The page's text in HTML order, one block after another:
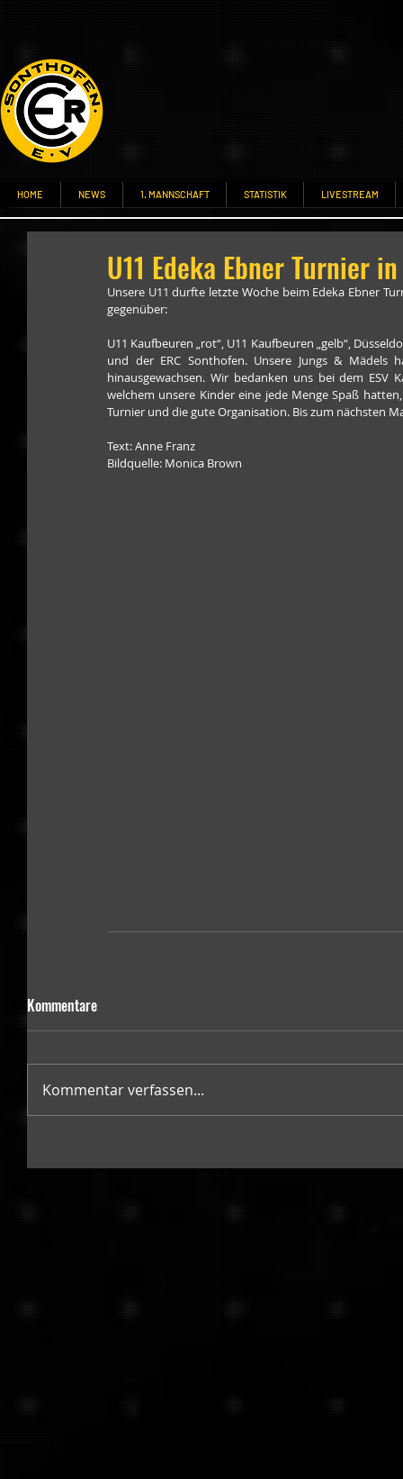
HOME NEWS 1. MANNSCHAFT STATISTIK LIVESTREAM
U11 Edeka Ebner Turnier
Unsere U11 durfte letzte Woche beim Edeka Ebner
gegenüber:
U11 Kaufbeuren „rot“, U11 Kaufbeuren „gelb“,
und der ERC Sonthofen. Unsere Jungs &
hinausgewachsen. Wir bedanken uns bei dem ESV
welchem unsere Kinder eine jede Menge Spaß
Turnier und die gute Organisation. Bis zum nächsten
Text: Anne Franz
Bildquelle: Monica Brown
Kommentare
Kommentar verfassen...